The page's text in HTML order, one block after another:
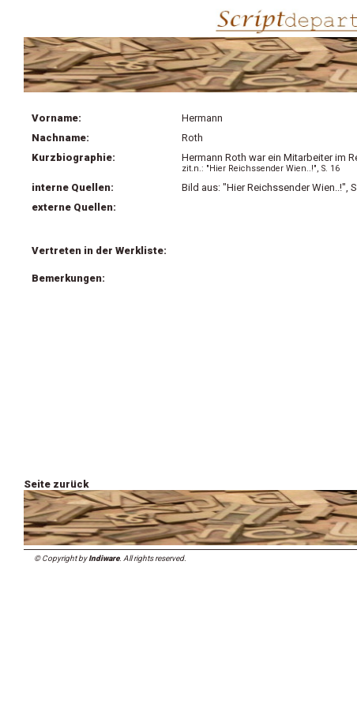
Vorname:
Hermann
Nachname:
Roth
Kurzbiographie:
Hermann Roth war ein Mitarbeiter im
zit.n.: "Hier Reichssender Wien..!", S. 16
interne Quellen:
Bild aus: "Hier Reichssender Wien..!",
externe Quellen:
Vertreten in der Werkliste:
Bemerkungen:
Seite zurück
© Copyright byIndiware. All rights reserved.